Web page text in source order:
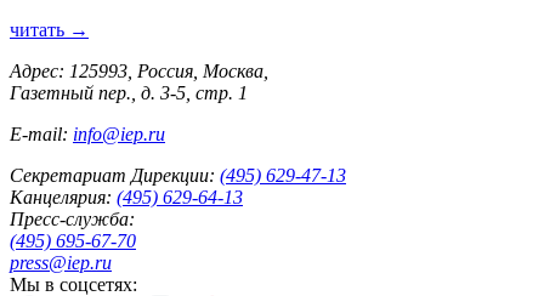
читать →
Адрес: 125993, Россия, Москва,
Газетный пер., д. 3-5, стр. 1
E-mail: info@iep.ru
Секретариат Дирекции: (495) 629-47-13
Канцелярия: (495) 629-64-13
Пресс-служба:
(495) 695-67-70
press@iep.ru
Мы в соцсетях: